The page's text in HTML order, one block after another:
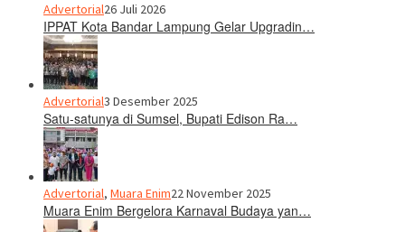
Advertorial26 Juli 2026
IPPAT Kota Bandar Lampung Gelar Upgradin…
Advertorial3 Desember 2025
Satu-satunya di Sumsel, Bupati Edison Ra…
Advertorial, Muara Enim22 November 2025
Muara Enim Bergelora Karnaval Budaya yan…